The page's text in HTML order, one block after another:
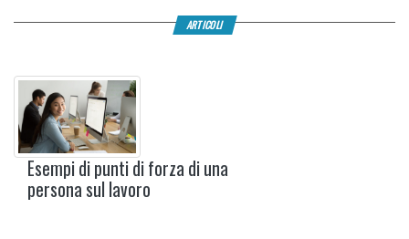
ARTICOLI
Esempi di punti di forza di una
persona sul lavoro